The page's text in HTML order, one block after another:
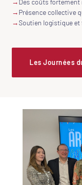
→ Présence collective
→Soutien logistique et
Les Journées